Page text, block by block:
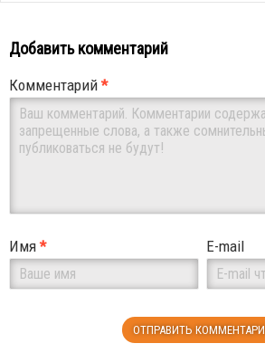
Добавить комментарий
Комментарий*
Имя* E-mail